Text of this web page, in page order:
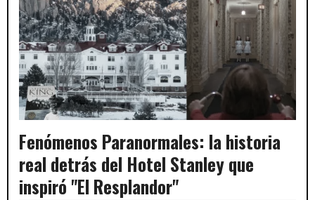
Fenómenos Paranormales: la historia
real detrás del Hotel Stanley que
inspiró "El Resplandor"